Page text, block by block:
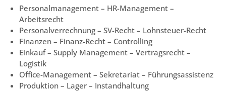
Personalmanagement – HR-Management –
Arbeitsrecht
Personalverrechnung – SV-Recht – Lohnsteuer-Recht
Finanzen – Finanz-Recht – Controlling
Einkauf – Supply Management – Vertragsrecht –
Logistik
Office-Management – Sekretariat – Führungsassistenz
Produktion – Lager – Instandhaltung